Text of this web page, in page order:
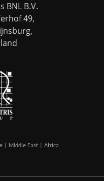
BNL B.V.
49,
| Middle East | Africa